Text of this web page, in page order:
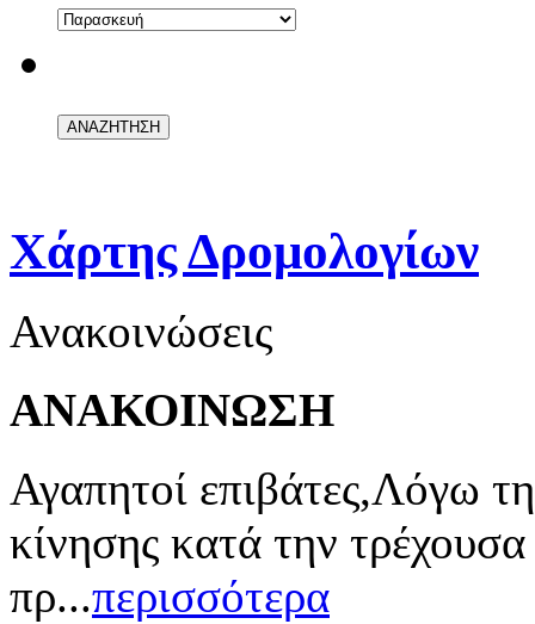
Χάρτης Δρομολογίων
Ανακοινώσεις
ΑΝΑΚΟΙΝΩΣΗ
Αγαπητοί επιβάτες,Λόγω
κίνησης κατά την
πρ...περισσότερα